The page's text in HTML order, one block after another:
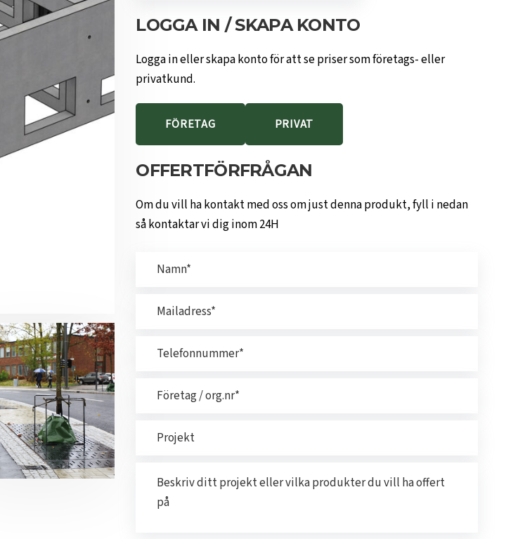
LOGGA IN / SKAPA KONTO
Logga in eller skapa konto för att se priser som företags- eller
privatkund.
FÖRETAG PRIVAT
OFFERTFÖRFRÅGAN
Om du vill ha kontakt med oss om just denna produkt, fyll i nedan
så kontaktar vi dig inom 24H